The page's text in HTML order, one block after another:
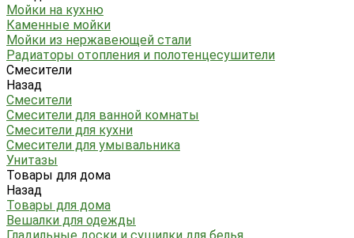
Мойки на кухню
Каменные мойки
Мойки из нержавеющей стали
Радиаторы отопления и полотенцесушители
Смесители
Назад
Смесители
Смесители для ванной комнаты
Смесители для кухни
Смесители для умывальника
Унитазы
Товары для дома
Назад
Товары для дома
Вешалки для одежды
Гладильные доски и сушилки для белья